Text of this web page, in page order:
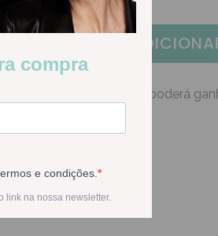
Na compra deste produto poderá